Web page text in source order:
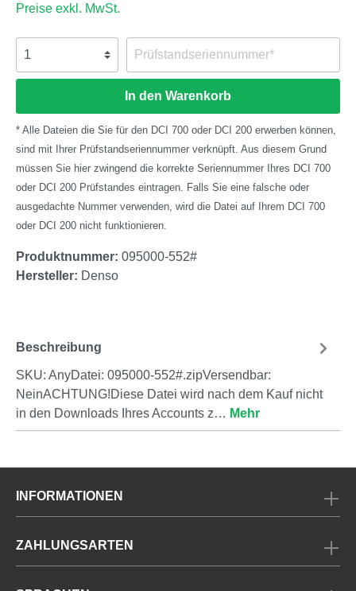
Preise exkl. MwSt.
In den Warenkorb
* Alle Dateien die Sie für den DCI 700 oder DCI 200 erwerben können,
sind mit Ihrer Prüfstandseriennummer verknüpft. Aus diesem Grund
müssen Sie hier zwingend die korrekte Seriennummer Ihres DCI 700
oder DCI 200 Prüfstandes eintragen. Falls Sie eine falsche oder
ausgedachte Nummer verwenden, wird die Datei auf Ihrem DCI 700
oder DCI 200 nicht funktionieren.
Produktnummer: 095000-552#
Hersteller: Denso
Beschreibung
SKU: AnyDatei: 095000-552#.zipVersendbar:
NeinACHTUNG!Diese Datei wird nach dem Kauf nicht
in den Downloads Ihres Accounts z… Mehr
INFORMATIONEN
ZAHLUNGSARTEN